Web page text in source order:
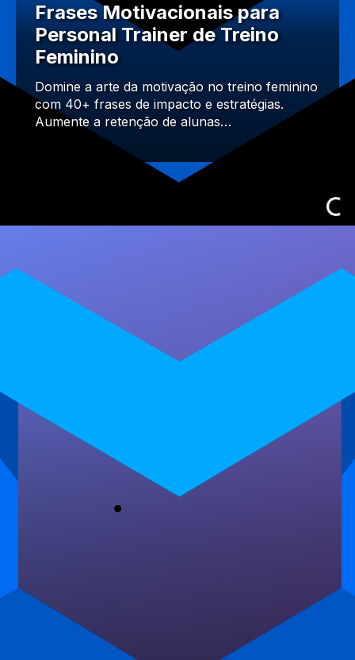
Frases Motivacionais para
Personal Trainer de Treino
Feminino
Domine a arte da motivação no treino feminino
com 40+ frases de impacto e estratégias.
Aumente a retenção de alunas…